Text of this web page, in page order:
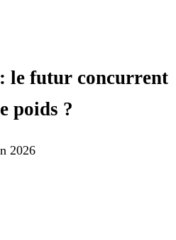
le futur concurrent
poids ?
2026